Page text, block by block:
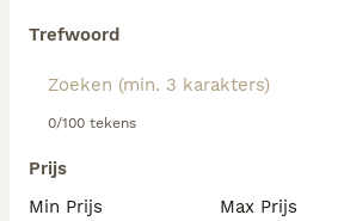
Trefwoord
0/100 tekens
Prijs
Min Prijs
Max Prijs